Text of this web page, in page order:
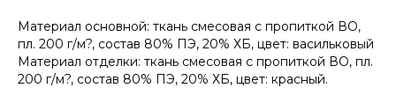
Материал основной: ткань смесовая с пропиткой ВО,
пл. 200 г/м?, состав 80% ПЭ, 20% ХБ, цвет: васильковый
Материал отделки: ткань смесовая с пропиткой ВО, пл.
200 г/м?, состав 80% ПЭ, 20% ХБ, цвет: красный.